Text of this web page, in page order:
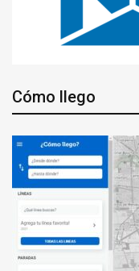
Cómo llego